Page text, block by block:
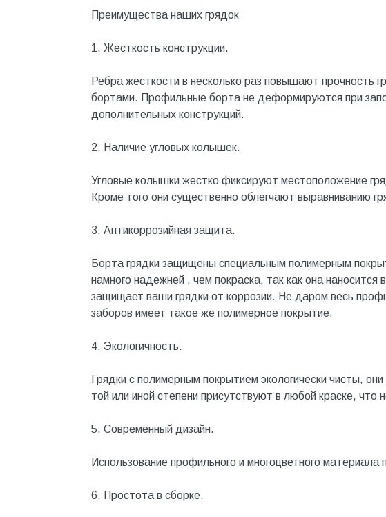
Крепёж
Крепеж и герметики
Крепеж, фурнитура
Лак и растворитель
Лакокрасочные материалы
Лепнина для покраски со
Малярно-штукатурные
инструменты
Межкомнатные двери
Металлопрокат и
Механизированные
инструменты
Напольные покрытия
Нерудный материал
Преимущества наших грядок
1. Жесткость конструкции.
Ребра жесткости в несколько раз повышают прочность
бортами. Профильные борта не деформируются при
дополнительных конструкций.
2. Наличие угловых колышек.
Угловые колышки жестко фиксируют местоположение
Кроме того они существенно облегчают выравниванию
3. Антикоррозийная защита.
Борта грядки защищены специальным полимерным
намного надежней , чем покраска, так как она наносится
защищает ваши грядки от коррозии. Не даром весь
заборов имеет такое же полимерное покрытие.
4. Экологичность.
Грядки с полимерным покрытием экологически чисты,
той или иной степени присутствуют в любой краске, что
5. Современный дизайн.
Использование профильного и многоцветного
6. Простота в сборке.